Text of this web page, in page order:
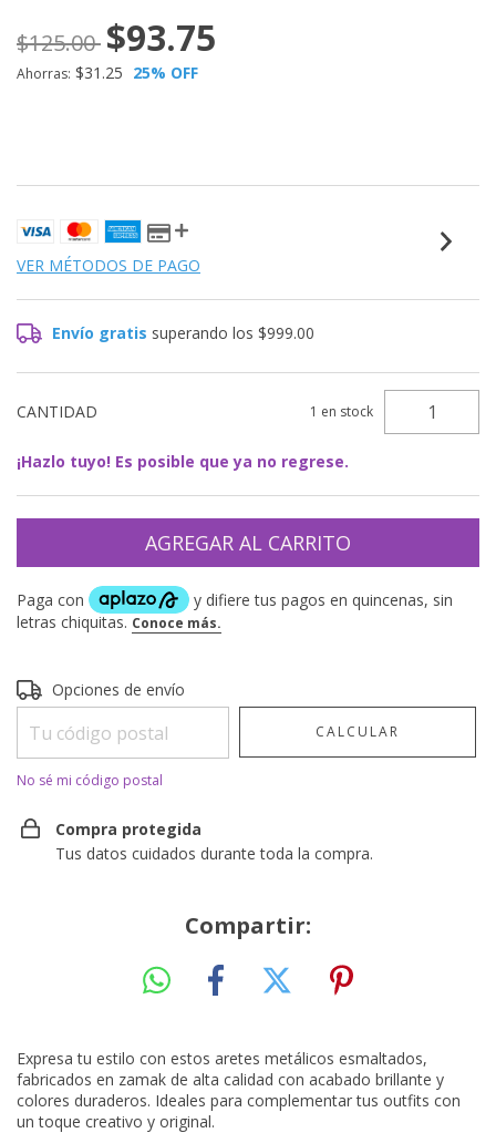
$125.00 $93.75
Ahorras: $31.25 25% OFF
VER MÉTODOS DE PAGO
Envío gratis superando los$999.00
CANTIDAD 1 en stock
¡Hazlo tuyo! Es posible que ya no regrese.
Entregas para el CP:
Opciones de envío
CALCULAR
No sé mi código postal
Compra protegida
Tus datos cuidados durante toda la compra.
Compartir:
Expresa tu estilo con estos aretes metálicos esmaltados,
fabricados en zamak de alta calidad con acabado brillante y
colores duraderos. Ideales para complementar tus outfits con
un toque creativo y original.